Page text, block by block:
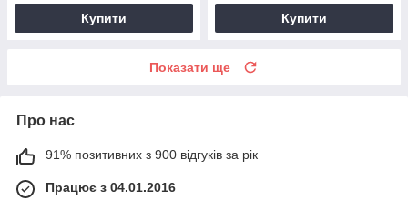
Купити Купити
Показати ще
Про нас
91% позитивних з 900 відгуків за рік
Працює з 04.01.2016